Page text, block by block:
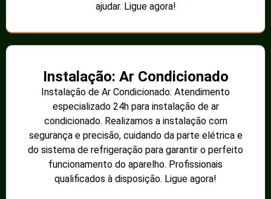
ajudar. Ligue agora!
Instalação: Ar Condicionado
Instalação de Ar Condicionado: Atendimento
especializado 24h para instalação de ar
condicionado. Realizamos a instalação com
segurança e precisão, cuidando da parte elétrica e
do sistema de refrigeração para garantir o perfeito
funcionamento do aparelho. Profissionais
qualificados à disposição. Ligue agora!